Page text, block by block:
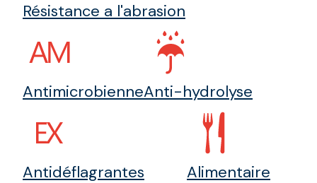
Résistance a l'abrasion
AntimicrobienneAnti-hydrolyse
Antidéflagrantes Alimentaire